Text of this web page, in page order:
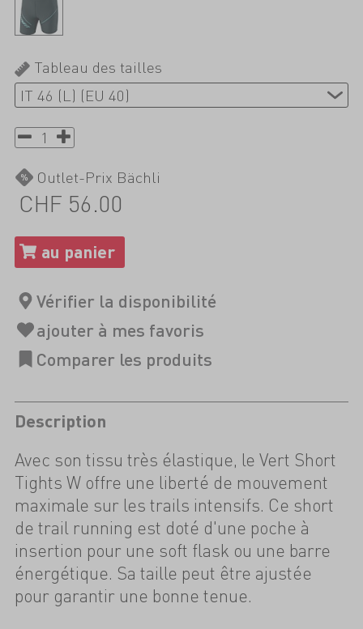
Tableau des tailles
Outlet-Prix Bächli
CHF 56.00
Description
Avec son tissu très élastique, le Vert Short
Tights W offre une liberté de mouvement
maximale sur les trails intensifs. Ce short
de trail running est doté d'une poche à
insertion pour une soft flask ou une barre
énergétique. Sa taille peut être ajustée
pour garantir une bonne tenue.